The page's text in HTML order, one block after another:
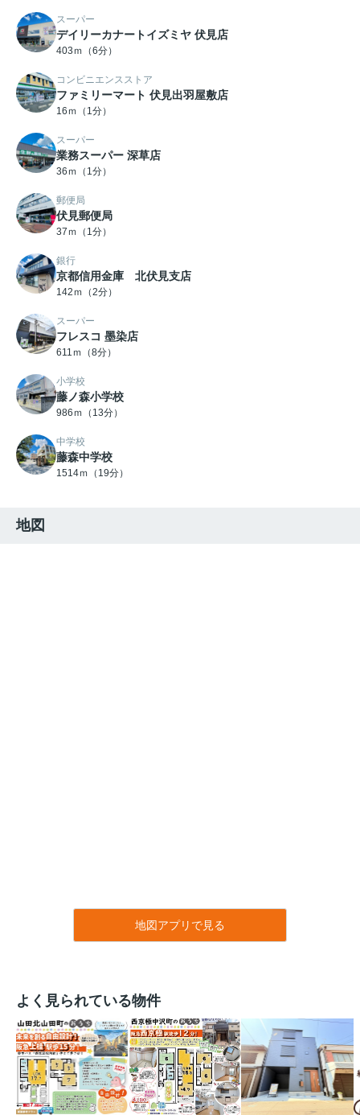
スーパー
デイリーカナートイズミヤ 伏見店
403ｍ（6分）
コンビニエンスストア
ファミリーマート 伏見出羽屋敷店
16ｍ（1分）
スーパー
業務スーパー 深草店
36ｍ（1分）
郵便局
伏見郵便局
37ｍ（1分）
銀行
京都信用金庫 北伏見支店
142ｍ（2分）
スーパー
フレスコ 墨染店
611ｍ（8分）
小学校
藤ノ森小学校
986ｍ（13分）
中学校
藤森中学校
1514ｍ（19分）
地図
地図アプリで見る
よく見られている物件